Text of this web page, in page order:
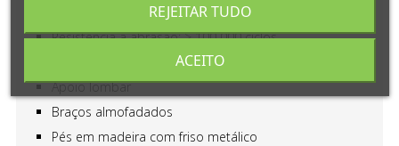
Revestimento testado para uso intensivo
Resistência à abrasão: > 100 000 ciclos
Apoio lombar
Braços almofadados
Pés em madeira com friso metálico
REJEITAR TUDO
ACEITO